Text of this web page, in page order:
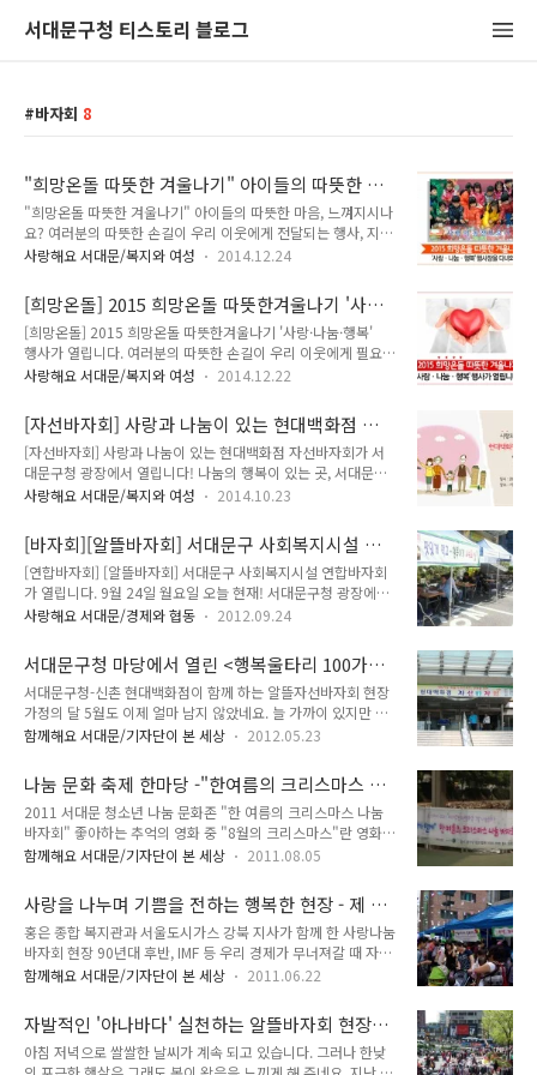
서대문구청 티스토리 블로그
바자회 8
"희망온돌 따뜻한 겨울나기" 아이들의 따뜻한 마
음, 느껴지시나요?
"희망온돌 따뜻한 겨울나기" 아이들의 따뜻한 마음, 느껴지시나
요? 여러분의 따뜻한 손길이 우리 이웃에게 전달되는 행사, 지기
가 몇일전 소개해드린 마음 따뜻한 행사가 있습니다. 바로 2015
이동합니다^^) [희망온돌] 2015 희망온돌 따뜻한겨울나기 '사
랑·나눔·행복' 행사 12월 23일에 서대문구청에서 열린 사랑과
나눔이 있고 행복한 행사! 지기가 이런 좋은 행사에 빠질 수 없겠
죠? 발빠르게 현장에 다녀왔습니다! "고사리손으로 모아모아 이
웃사랑 행복저금통" 모으기 현장 아이들의 고마운 마음에 감사
표정만 봐도 우리 이웃들이 힘을 낼 수 있겠지요? 너무 앙증맞고
깜찍한 서대문구의 천사..
사랑해요 서대문/복지와 여성 2014.12.24
[희망온돌] 2015 희망온돌 따뜻한겨울나기 '사랑·
나눔·행복' 행사
[희망온돌] 2015 희망온돌 따뜻한겨울나기 '사랑·나눔·행복'
행사가 열립니다. 여러분의 따뜻한 손길이 우리 이웃에게 필요한
이 겨울, 추위속에서 경제적 어려움과 질병 등으로 고통받는 분
고 기부문화를 확산시키기 위하여 나눔과 행복이 있는 서대문구
에서 2015 희망온돌 따뜻한겨울나기 '사랑·나눔·행복' 행사가
열립니다! 2015 희망온돌 따뜻한겨울나기 '사랑·나눔·행복' 행
사 일시 : 2014. 12. 23화) 10:00 ~ 16:00 장소 : 구청 로비 및
광장 참여기관 : 18개 기관(사회복지협의회, 복지관, 부녀회 등)
회) - 고사리 사랑저금통 모으기, 어린이집 악기놀이(관내 ..
사랑해요 서대문/복지와 여성 2014.12.22
[자선바자회] 사랑과 나눔이 있는 현대백화점 자
선바자회가 열립니다!!
[자선바자회] 사랑과 나눔이 있는 현대백화점 자선바자회가 서
대문구청 광장에서 열립니다! 나눔의 행복이 있는 곳, 서대문구
에서 사랑과 나눔을 실천하기 위한 자선바자회가 열린답니다. 자
주민의 후원을 위해 현대백화점에서 주최를 하고 서대문구에서
후원을 하는 아주 뜻 깊은 행사입니다. 그럼 우리 같이 자선바자
회 소식 알아볼까요? 사랑나눔 현대백화점 자선바자회 일자 :
2014. 10. 28(화)~10.30(목) 09:00~18:00 장소 : 서대문구청
광장 우측(보건소쪽) 주최 : 현대백화점 신촌점 행사내용 - 현대
매수익금 중 일부를 서대문구사회복지협의회에 현금기탁 현대
백화점은 2008..
사랑해요 서대문/복지와 여성 2014.10.23
[바자회][알뜰바자회] 서대문구 사회복지시설 연
합바자회 개최
[연합바자회] [알뜰바자회] 서대문구 사회복지시설 연합바자회
가 열립니다. 9월 24일 월요일 오늘 현재! 서대문구청 광장에서
서대문구 사회복지시설 연합바자회가 열리고 있습니다. 관내 생
스 통장 및 꿈나래 통장의 재원을 마련하고자, 사회복지시설 간
의 협력을 통한 연합바자회를 개최하는 것이지요! 일 시 : 2012.
9. 24.(월) 10:00 ~ 18:00 장 소 : 서대문구청 광장 주최ㆍ주관 :
서대문구 사회복지협의회, 복지관연합회 행사내용 : - 기업체 및
서대문구사회복지협의회 이사진에서 기부 또는 수령한 물품 판
터에서는 순대, 떡볶이 등 분식과 빈대떡을 팔고 있더군요. 그 ..
사랑해요 서대문/경제와 협동 2012.09.24
서대문구청 마당에서 열린 <행복울타리 100가정
보듬기> 후원 알뜰 바자회 현장!
서대문구청-신촌 현대백화점이 함께 하는 알뜰자선바자회 현장
가정의 달 5월도 이제 얼마 남지 않았네요. 늘 가까이 있지만 소
중함을 느끼지 못했던 가족들과의 뜻깊은 시간을 보냈길 바랍니
많이 있었습니다. 함께 웃고, 공감하며 피를 나눈 형제보다 더 가
깝게 느껴지는 이웃들을 보면 아직은 살만한 세상이란 생각이 듭
니다. 하지만 막상 나눔을 위한 실천을 하려면 나와는 관계 없다
고 생각하시는 분들도 많이 계시리라 생각하는데요, 나눔을 위한
실천, 어렵다고 생각하시나요? 마음이 있다면 나눔은 어렵지 않
5월 22(화), 23(수)일에 걸쳐 프로젝트 후원을 위한 알뜰 바자회
가 서대문구청 마당에서 ..
함께해요 서대문/기자단이 본 세상 2012.05.23
나눔 문화 축제 한마당 -"한여름의 크리스마스 나
눔 바자회"
2011 서대문 청소년 나눔 문화존 "한 여름의 크리스마스 나눔
바자회" 좋아하는 추억의 영화 중 "8월의 크리스마스"란 영화가
있는데요. 가끔 기억을 떠올리면 가슴이 따뜻해지곤합니다. 그
나눔 행사의 제목이 바로 "한 여름의 크리스마스" 라니 반갑고
설레였답니다. 청각장애청소년을 돕기 위한 이번 바자회에서는
농악대, 페이스 페인팅, 프리허그, 프론티어 봉사단, 레크레이션,
음료판매 등 다채로웠네요. 한 여름의 '시원한' 크리스마스처럼
기분이 좋아지는 현장에 다녀왔어요. 홍제천 연가교에서 열린
품을 모으고 직접 판매하는 의미있는 행사였는데요. 이번 바자회
수익금과 모금 활동으로..
함께해요 서대문/기자단이 본 세상 2011.08.05
사랑을 나누며 기쁨을 전하는 행복한 현장 - 제 7
회 사랑나눔 바자회에 가보니
홍은 종합 복지관과 서울도시가스 강북 지사가 함께 한 사랑나눔
바자회 현장 90년대 후반, IMF 등 우리 경제가 무너져갈 때 자조
적인 경제살리기 노력으로 등장했던 '아나바다'운동을 기억하시
운동에 동참하는 것이 나라를 사랑하고 가정의 경제를 살리는 길
로 통했었지요. 지금은 그 열기가 많이 사그라들어 모습을 감추
었지만, 일주일에 몇번이고 수시로 열렸던 정 넘치던 아나바다
함께해요 서대문/기자단이 본 세상 2011.06.22
자발적인 '아나바다' 실천하는 알뜰바자회 현장
다녀와보니
아침 저녁으로 쌀쌀한 날씨가 계속 되고 있습니다. 그러나 한낮